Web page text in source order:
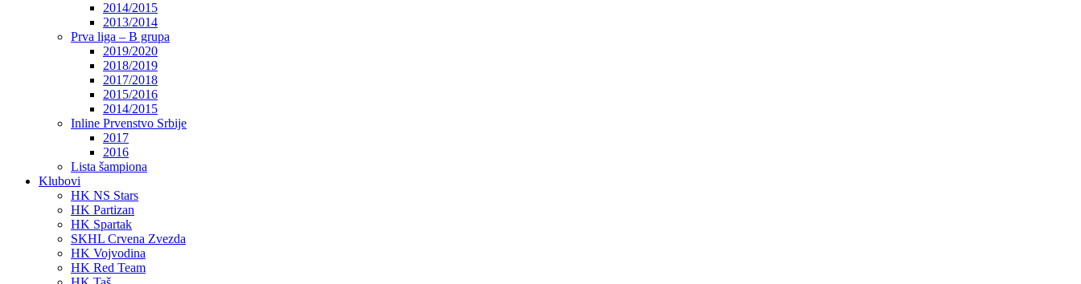
2014/2015
2013/2014
Prva liga – B grupa
2019/2020
2018/2019
2017/2018
2015/2016
2014/2015
Inline Prvenstvo Srbije
2017
2016
Lista šampiona
Klubovi
HK NS Stars
HK Partizan
HK Spartak
SKHL Crvena Zvezda
HK Vojvodina
HK Red Team